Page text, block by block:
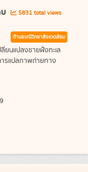
5831 total views
ด้านธรณีวิทยาสิ่งแวดล้อม
ยนแปลงชายฝั่งทะเล
รแปลภาพถ่ายทาง